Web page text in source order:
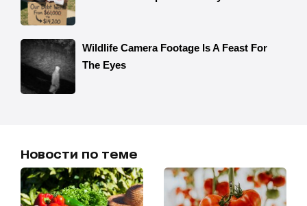
Новости по теме